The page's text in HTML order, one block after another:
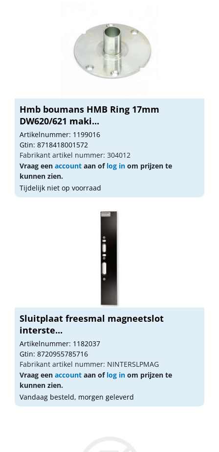
Hmb boumans HMB Ring 17mm
DW620/621 maki...
Artikelnummer: 1199016
Gtin: 8718418001572
Fabrikant artikel nummer: 304012
Vraag een account aan of log in om prijzen te
kunnen zien.
Tijdelijk niet op voorraad
Sluitplaat freesmal magneetslot
interste...
Artikelnummer: 1182037
Gtin: 8720955785716
Fabrikant artikel nummer: NINTERSLPMAG
Vraag een account aan of log in om prijzen te
kunnen zien.
Vandaag besteld, morgen geleverd